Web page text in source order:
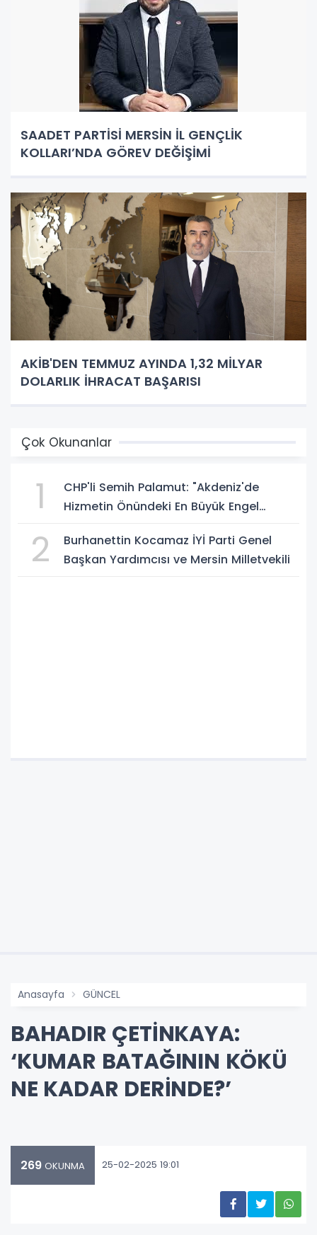
SAADET PARTİSİ MERSİN İL GENÇLİK
KOLLARI’NDA GÖREV DEĞİŞİMİ
AKİB'DEN TEMMUZ AYINDA 1,32 MİLYAR
DOLARLIK İHRACAT BAŞARISI
Çok Okunanlar
1
CHP'li Semih Palamut: "Akdeniz'de
Hizmetin Önündeki En Büyük Engel
2
Burhanettin Kocamaz İYİ Parti Genel
Başkan Yardımcısı ve Mersin Milletvekili
Anasayfa GÜNCEL
BAHADIR ÇETİNKAYA:
‘KUMAR BATAĞININ KÖKÜ
NE KADAR DERİNDE?’
269 OKUNMA 25-02-2025 19:01